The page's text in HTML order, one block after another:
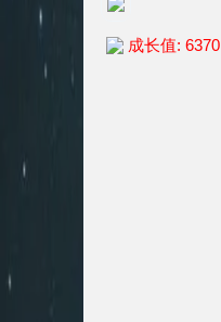
成长值: 6370